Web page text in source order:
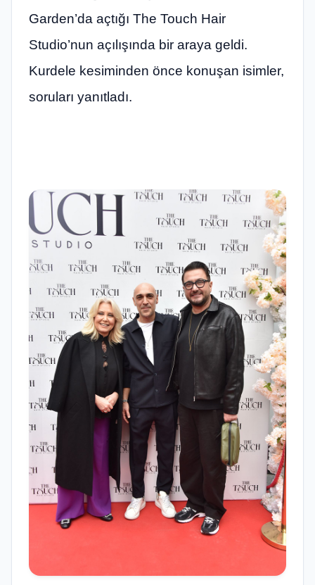
Garden’da açtığı The Touch Hair
Studio’nun açılışında bir araya geldi.
Kurdele kesiminden önce konuşan isimler,
soruları yanıtladı.